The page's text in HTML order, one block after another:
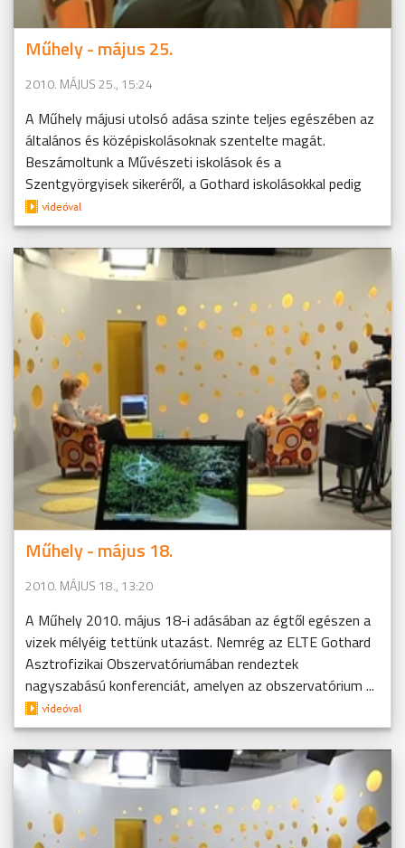
Műhely - május 25.
2010. MÁJUS 25., 15:24
A Műhely májusi utolsó adása szinte teljes egészében az
általános és középiskolásoknak szentelte magát.
Beszámoltunk a Művészeti iskolások és a
Szentgyörgyisek sikeréről, a Gothard iskolásokkal pedig
Műhely - május 18.
2010. MÁJUS 18., 13:20
A Műhely 2010. május 18-i adásában az égtől egészen a
vizek mélyéig tettünk utazást. Nemrég az ELTE Gothard
Asztrofizikai Obszervatóriumában rendeztek
nagyszabású konferenciát, amelyen az obszervatórium ...